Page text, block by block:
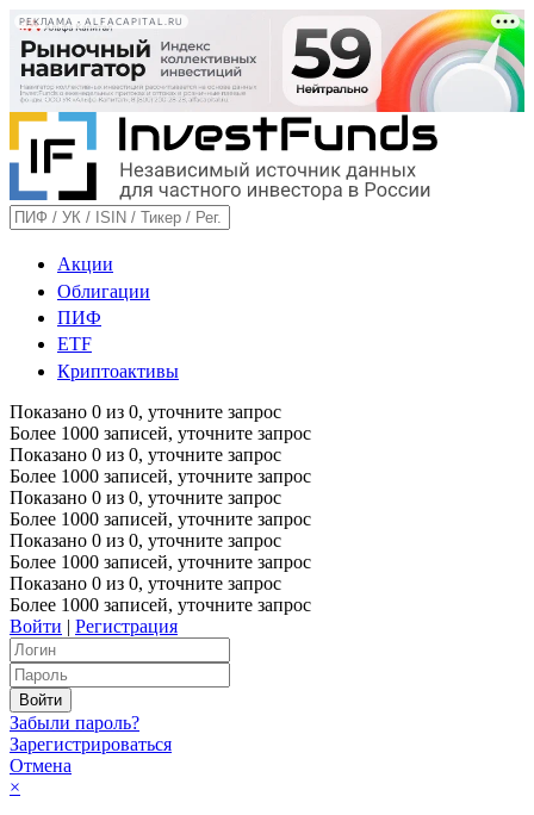
РЕКЛАМА • ALFACAPITAL.RU
Акции
Облигации
ПИФ
ETF
Криптоактивы
Показано 0 из 0, уточните запрос
Более 1000 записей, уточните запрос
Показано 0 из 0, уточните запрос
Более 1000 записей, уточните запрос
Показано 0 из 0, уточните запрос
Более 1000 записей, уточните запрос
Показано 0 из 0, уточните запрос
Более 1000 записей, уточните запрос
Показано 0 из 0, уточните запрос
Более 1000 записей, уточните запрос
Войти | Регистрация
Забыли пароль?
Зарегистрироваться
Отмена
×